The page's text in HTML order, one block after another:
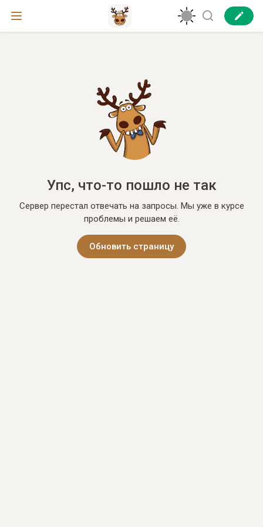
Упс, что-то пошло не так
Сервер перестал отвечать на запросы. Мы уже в курсе
проблемы и решаем её.
Обновить страницу